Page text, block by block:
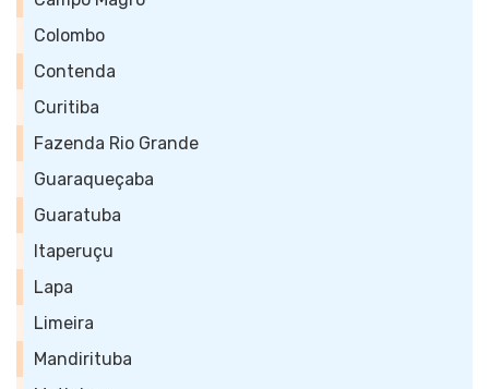
Colombo
Contenda
Curitiba
Fazenda Rio Grande
Guaraqueçaba
Guaratuba
Itaperuçu
Lapa
Limeira
Mandirituba